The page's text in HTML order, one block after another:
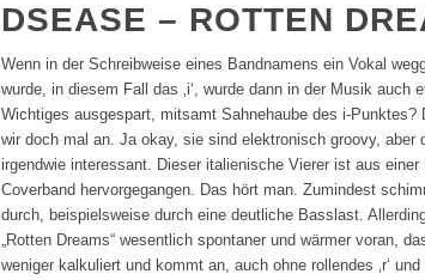
DSEASE – ROTTEN
Wenn in der Schreibweise eines Bandnamens ein Vokal
wurde, in diesem Fall das ‚i‘, wurde dann in der Musik auch
Wichtiges ausgespart, mitsamt Sahnehaube des i-Punktes?
wir doch mal an. Ja okay, sie sind elektronisch groovy, aber
irgendwie interessant. Dieser italienische Vierer ist aus einer
Coverband hervorgegangen. Das hört man. Zumindest
durch, beispielsweise durch eine deutliche Basslast.
„Rotten Dreams“ wesentlich spontaner und wärmer voran,
weniger kalkuliert und kommt an, auch ohne rollendes ‚r‘